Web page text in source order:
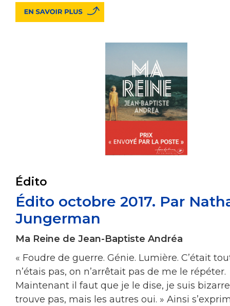
Édito
Édito octobre 2017. Par
Jungerman
Ma Reine de Jean-Baptiste Andréa
« Foudre de guerre. Génie. Lumière. C’était
n’étais pas, on n’arrêtait pas de me le répéter.
Maintenant il faut que je le dise, je suis
trouve pas, mais les autres oui. » Ainsi